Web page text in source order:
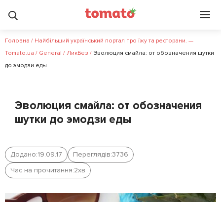
Головна / Найбільший український портал про їжу та ресторани. —
Tomato.ua / General / ЛикБез / Эволюция смайла: от обозначения шутки
до эмодзи еды
Эволюция смайла: от обозначения
шутки до эмодзи еды
Додано:19.09.17 Переглядів:3736
Час на прочитання:2хв